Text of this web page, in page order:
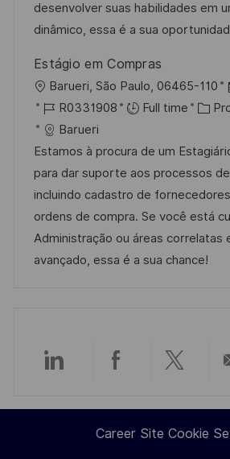
n D
a
e
o
r
desenvolver suas habilidades em
dinâmico, essa é a sua
Estágio em Compras
L
o
c
a
t
i
o
n
Barueri, São Paulo, 06465-110
e
d
J
o
b
I
d
R0331908 Full time
C
t
e
g
o
r
y
Barueri
Estamos à procura de um
para dar suporte aos processos de
incluindo cadastro de
ordens de compra. Se você está
Administração ou áreas correlatas
avançado, essa é a sua chance!
Share
via
Share
via
Share
via
Career Site Cookie